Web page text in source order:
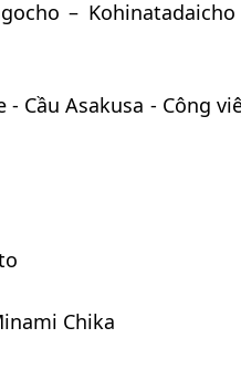
–
Cầu Asakusa - Công
Chika